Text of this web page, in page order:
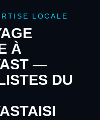
LOCALE
À
—
DU